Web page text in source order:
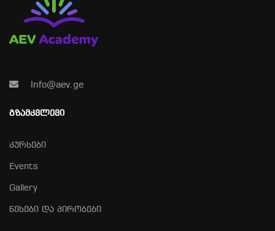
Info@aev.ge
ᲒᲖᲐᲛᲙᲕᲚᲔᲕᲘ
კურსები
Events
Gallery
წესები და პირობები